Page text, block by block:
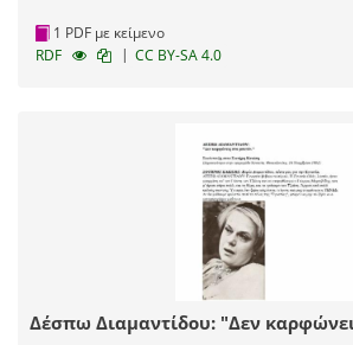
1 PDF με κείμενο
RDF
| CC BY-SA 4.0
Δέσπω Διαμαντίδου: "Δεν